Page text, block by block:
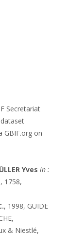
Secretariat
GBIF.org on
Yves in :
1758,
, 1998, GUIDE
& Niestlé,